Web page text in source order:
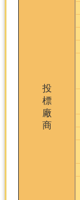
投
標
廠
商